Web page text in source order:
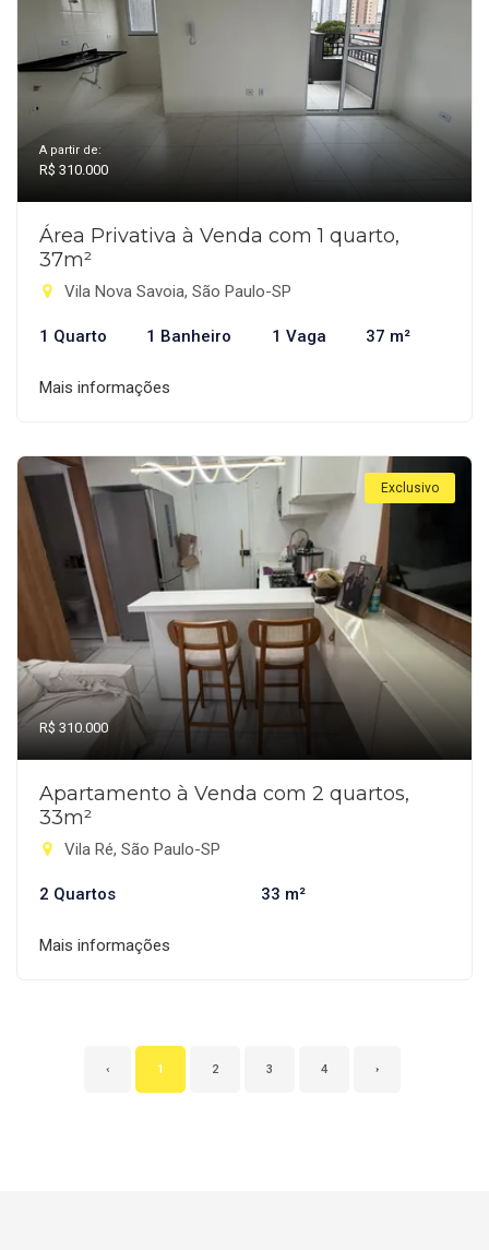
A partir de:
R$ 310.000
Área Privativa à Venda com 1 quarto,
37m²
Vila Nova Savoia, São Paulo-SP
1 Quarto 1 Banheiro 1 Vaga 37 m²
Mais informações
Exclusivo
R$ 310.000
Apartamento à Venda com 2 quartos,
33m²
Vila Ré, São Paulo-SP
2 Quartos 33 m²
Mais informações
‹ 1 2 3 4 ›